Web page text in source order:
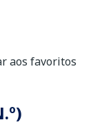
aos favoritos